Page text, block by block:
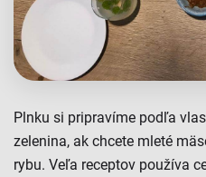
Plnku si pripravíme podľa
zelenina, ak chcete mleté
rybu. Veľa receptov používa